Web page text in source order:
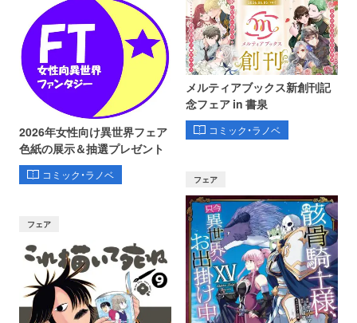
2026年女性向け異世界フェア
色紙の展示＆抽選プレゼント
コミック・ラノベ
メルティアブックス新創刊記
念フェア in 書泉
コミック・ラノベ
フェア
フェア